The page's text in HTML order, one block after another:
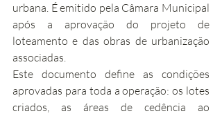
urbana. É emitido pela Câmara Municipal
após a aprovação do projeto de
loteamento e das obras de urbanização
associadas.
Este documento define as condições
aprovadas para toda a operação: os lotes
criados, as áreas de cedência ao